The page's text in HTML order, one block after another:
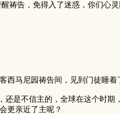
醒祷告，免得入了迷惑，你们心
西马尼园祷告间，见到门徒睡着
是不信主的，全球在这个时期，
更亲近了主呢？